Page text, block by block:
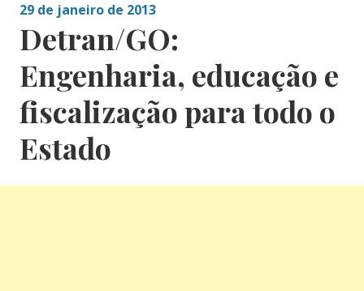
29 de janeiro de 2013
Detran/GO:
Engenharia, educação e
fiscalização para todo o
Estado